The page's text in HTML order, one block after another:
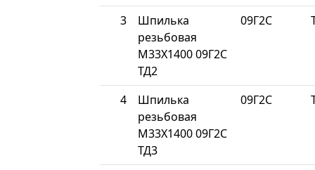
3
Шпилька
резьбовая
М33Х1400 09Г2С
ТД2
09Г2С
4
Шпилька
резьбовая
М33Х1400 09Г2С
ТД3
09Г2С